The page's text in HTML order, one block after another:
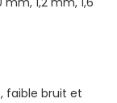
faible bruit et